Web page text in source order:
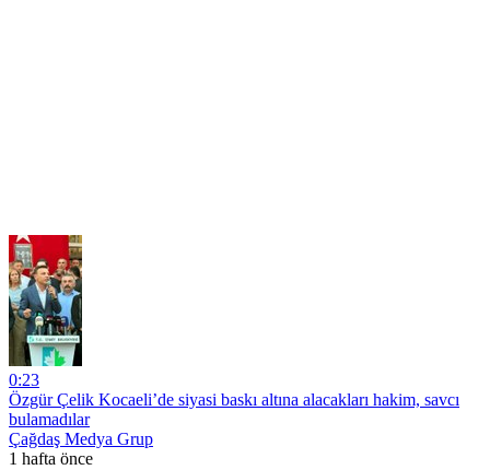
0:23
Özgür Çelik Kocaeli’de siyasi baskı altına alacakları hakim, savcı
bulamadılar
Çağdaş Medya Grup
1 hafta önce